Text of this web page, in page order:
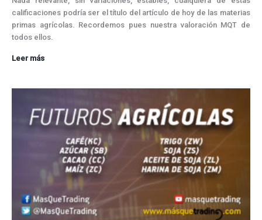
calificaciones podría ser el título del artículo de hoy de las materias
primas agrícolas. Recordemos pues nuestra valoración MQT de
todos ellos.
Leer másEstabilidad
primas
agrícolas